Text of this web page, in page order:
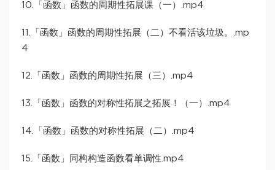
10.「函数」函数的周期性拓展课（一）.mp4
11.「函数」函数的周期性拓展（二）不看活该垃圾。.mp
4
12.「函数」函数的周期性拓展（三）.mp4
13.「函数」函数的对称性拓展之拓展！（一）.mp4
14.「函数」函数的对称性拓展（二）.mp4
15.「函数」同构构造函数看单调性.mp4